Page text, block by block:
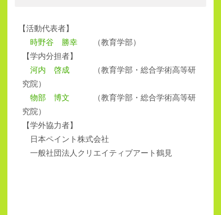
【活動代表者】
時野谷 勝幸 （教育学部）
【学内分担者】
河内 啓成 （教育学部・総合学術高等研
究院）
物部 博文 （教育学部・総合学術高等研
究院）
【学外協力者】
日本ペイント株式会社
一般社団法人クリエイティブアート鶴見